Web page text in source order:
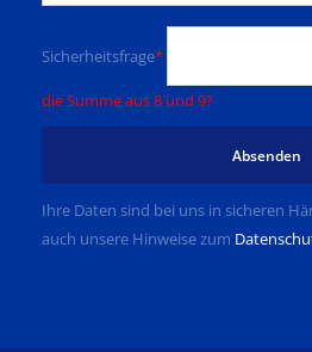
Sicherheitsfrage*
die Summe aus 8 und 9?
Absenden
Ihre Daten sind bei uns in sicheren
auch unsere Hinweise zum